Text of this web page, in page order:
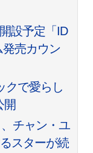
設予定「ID
売カウン
クで愛らし
開
チャン・ユ
スターが続